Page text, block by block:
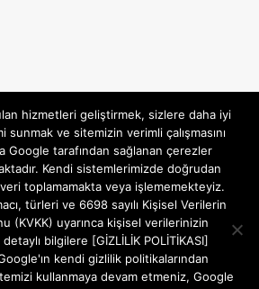
Politikası
hizmetleri geliştirmek, sizlere daha iyi
sunmak ve sitemizin verimli çalışmasını
Google tarafından sağlanan çerezler
Kendi sistemlerimizde doğrudan
toplamamakta veya işlememekteyiz.
türleri ve 6698 sayılı Kişisel Verilerin
(KVKK) uyarınca kişisel verilerinizin
bilgilere [GİZLİLİK POLİTİKASI]
kendi gizlilik politikalarından
kullanmaya devam etmeniz, Google